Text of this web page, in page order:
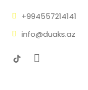
+994557214141
info@duaks.az